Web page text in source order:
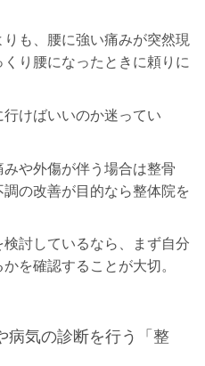
も、腰に強い痛みが突然現
り腰になったときに頼りに
行けばいいのか迷ってい
や外傷が伴う場合は整骨
の改善が目的なら整体院を
討しているなら、まず自分
を確認することが大切。
病気の診断を行う「整